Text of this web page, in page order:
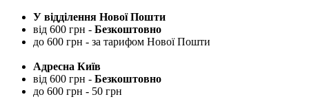
У відділення Нової Пошти
від 600 грн - Безкоштовно
до 600 грн - за тарифом Нової Пошти
Адресна Київ
від 600 грн - Безкоштовно
до 600 грн - 50 грн